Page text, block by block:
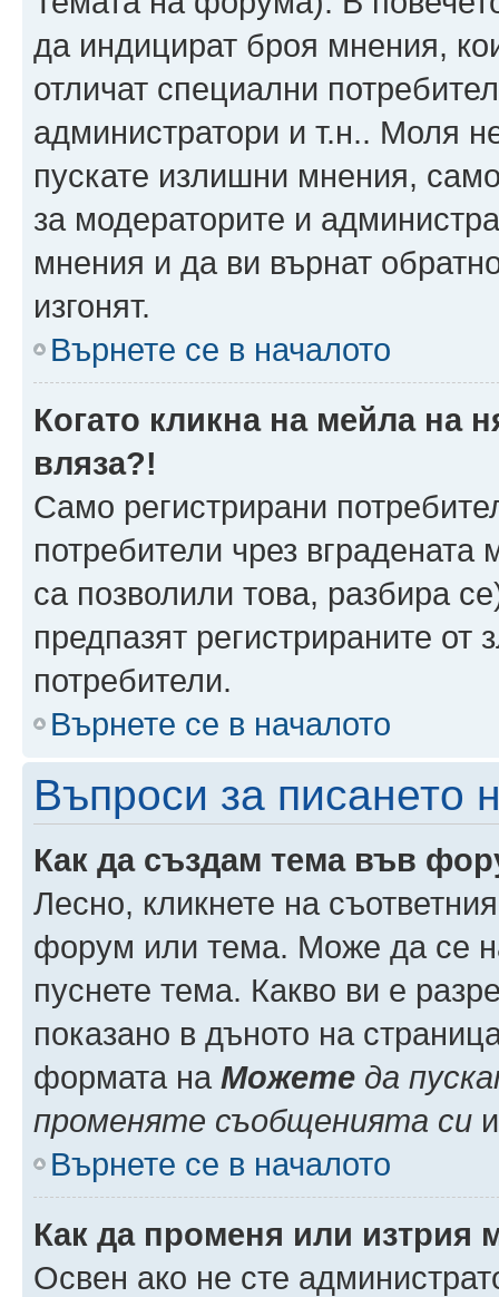
да индицират броя мнения,
отличат специални
администратори и т.н.. Моля
пускате излишни мнения,
за модераторите и
мнения и да ви върнат
изгонят.
Върнете се в началото
Когато кликна на мейла на
вляза?!
Само регистрирани
потребители чрез
са позволили това, разбира
предпазят регистрираните от
потребители.
Върнете се в началото
Въпроси за писането
Как да създам тема във
Лесно, кликнете на
форум или тема. Може да се
пуснете тема. Какво ви е
показано в дъното на
формата на Можете да
променяте съобщенията си
Върнете се в началото
Как да променя или изтрия
Освен ако не сте